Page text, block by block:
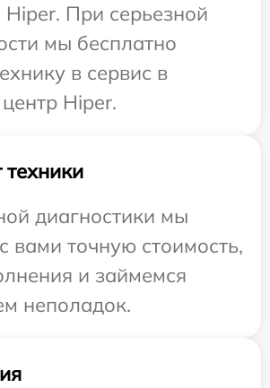
Hiper. При серьезной
мы бесплатно
в сервис в
Hiper.
диагностики мы
вами точную стоимость,
и займемся
неполадок.